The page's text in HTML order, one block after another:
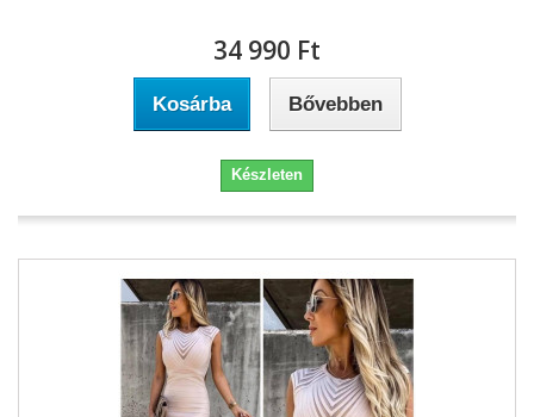
34 990 Ft‎
Kosárba Bővebben
Készleten